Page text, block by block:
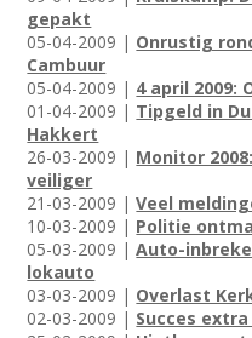
gepakt
05-04-2009 | Onrustig
Cambuur
05-04-2009 | 4 april 2009:
01-04-2009 | Tipgeld in
Hakkert
26-03-2009 | Monitor
veiliger
21-03-2009 |Veel
10-03-2009 | Politie
05-03-2009 |Auto-
lokauto
03-03-2009 | Overlast
02-03-2009 | Succes